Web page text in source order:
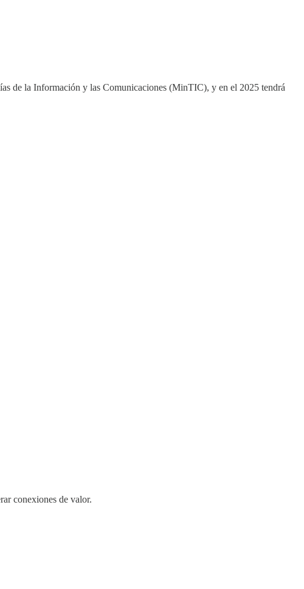
de la Información y las Comunicaciones (MinTIC), y en el 2025 tendrá
conexiones de valor.